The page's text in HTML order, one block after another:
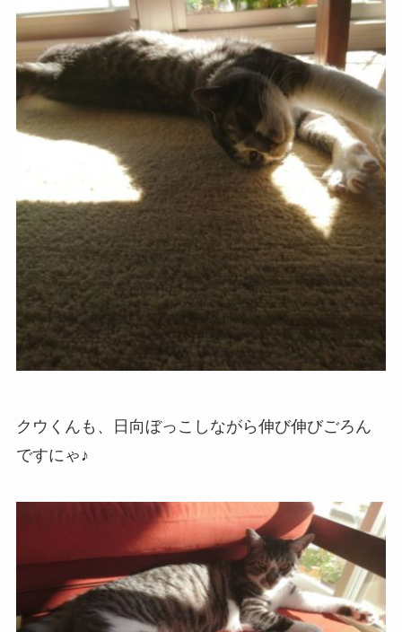
クウくんも、日向ぼっこしながら伸び伸びごろん
ですにゃ♪